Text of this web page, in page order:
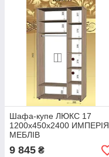
Шафа-купе ЛЮКС 17
1200х450х2400 ИМПЕРIЯ
МЕБЛIВ
9 845 ₴